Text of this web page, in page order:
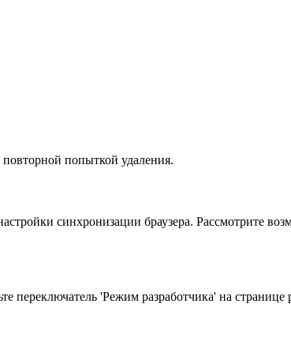
повторной попыткой удаления.
синхронизации браузера. Рассмотрите
переключатель 'Режим разработчика' на